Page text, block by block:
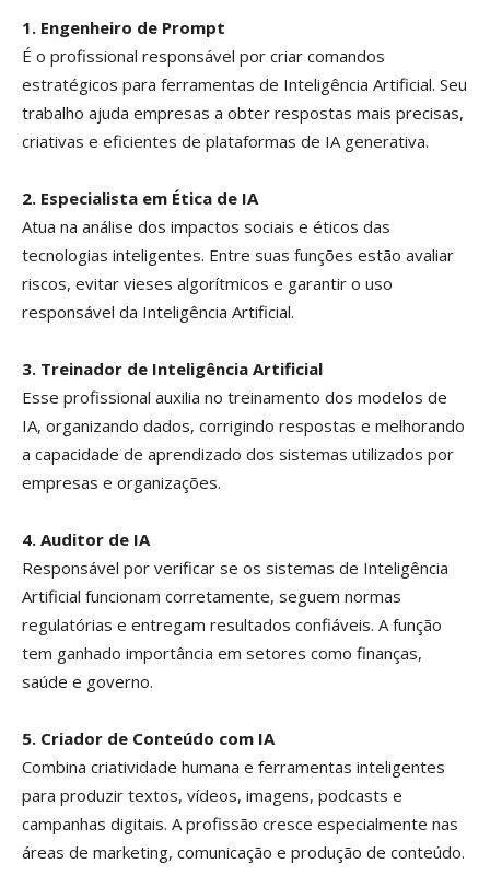
1. Engenheiro de Prompt
É o profissional responsável por criar comandos
estratégicos para ferramentas de Inteligência Artificial. Seu
trabalho ajuda empresas a obter respostas mais precisas,
criativas e eficientes de plataformas de IA generativa.
2. Especialista em Ética de IA
Atua na análise dos impactos sociais e éticos das
tecnologias inteligentes. Entre suas funções estão avaliar
riscos, evitar vieses algorítmicos e garantir o uso
responsável da Inteligência Artificial.
3. Treinador de Inteligência Artificial
Esse profissional auxilia no treinamento dos modelos de
IA, organizando dados, corrigindo respostas e melhorando
a capacidade de aprendizado dos sistemas utilizados por
empresas e organizações.
4. Auditor de IA
Responsável por verificar se os sistemas de Inteligência
Artificial funcionam corretamente, seguem normas
regulatórias e entregam resultados confiáveis. A função
tem ganhado importância em setores como finanças,
saúde e governo.
5. Criador de Conteúdo com IA
Combina criatividade humana e ferramentas inteligentes
para produzir textos, vídeos, imagens, podcasts e
campanhas digitais. A profissão cresce especialmente nas
áreas de marketing, comunicação e produção de conteúdo.